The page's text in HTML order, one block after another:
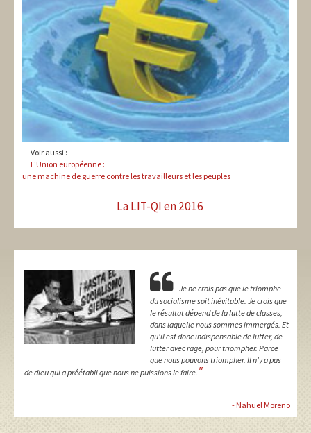
Voir aussi :
L'Union européenne :
une machine de guerre contre les travailleurs et les peuples
La LIT-QI en 2016
Je ne crois pas que le triomphe
du socialisme soit inévitable. Je crois que
le résultat dépend de la lutte de classes,
dans laquelle nous sommes immergés. Et
qu'il est donc indispensable de lutter, de
lutter avec rage, pour triompher. Parce
que nous pouvons triompher. Il n'y a pas
de dieu qui a préétabli que nous ne puissions le faire. "
- Nahuel Moreno